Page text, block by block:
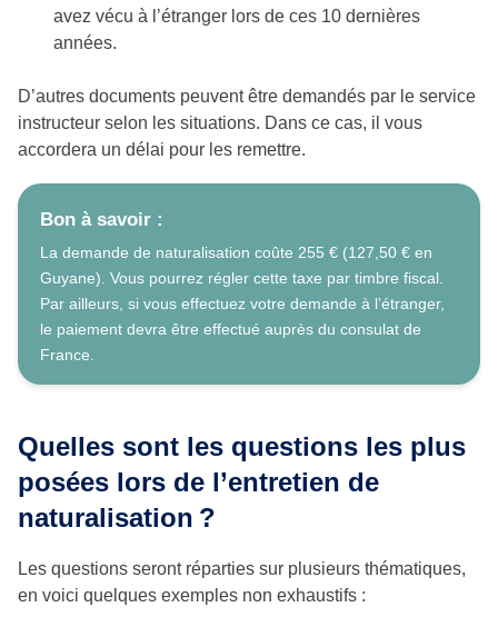
avez vécu à l’étranger lors de ces 10 dernières
années.
D’autres documents peuvent être demandés par le service
instructeur selon les situations. Dans ce cas, il vous
accordera un délai pour les remettre.
Bon à savoir :
La demande de naturalisation coûte 255 € (127,50 € en
Guyane). Vous pourrez régler cette taxe par timbre fiscal.
Par ailleurs, si vous effectuez votre demande à l’étranger,
le paiement devra être effectué auprès du consulat de
France.
Quelles sont les questions les plus
posées lors de l’entretien de
naturalisation ?
Les questions seront réparties sur plusieurs thématiques,
en voici quelques exemples non exhaustifs :